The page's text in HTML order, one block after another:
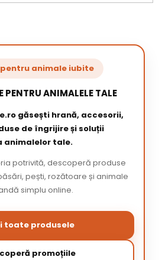
animale iubite
PENTRU ANIMALELE TALE
găsești hrană, accesorii,
de îngrijire și soluții
animalelor tale.
potrivită, descoperă produse
pești, rozătoare și animale
simplu online.
toate produsele
promoțiile